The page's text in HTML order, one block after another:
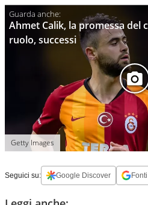
Ahmet Calik, la promessa del
ruolo, successi
Getty Images
Seguici su: Google Discover